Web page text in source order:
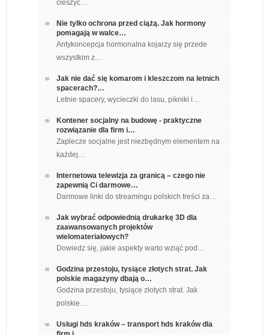
cieszyć…
Nie tylko ochrona przed ciążą. Jak hormony
pomagają w walce…
Antykoncepcja hormonalna kojarzy się przede
wszystkim z…
Jak nie dać się komarom i kleszczom na letnich
spacerach?…
Letnie spacery, wycieczki do lasu, pikniki i…
Kontener socjalny na budowę - praktyczne
rozwiązanie dla firm i…
Zaplecze socjalne jest niezbędnym elementem na
każdej…
Internetowa telewizja za granicą – czego nie
zapewnią Ci darmowe…
Darmowe linki do streamingu polskich treści za…
Jak wybrać odpowiednią drukarkę 3D dla
zaawansowanych projektów
wielomateriałowych?
Dowiedz się, jakie aspekty warto wziąć pod…
Godzina przestoju, tysiące złotych strat. Jak
polskie magazyny dbają o…
Godzina przestoju, tysiące złotych strat. Jak
polskie…
Usługi hds kraków – transport hds kraków dla